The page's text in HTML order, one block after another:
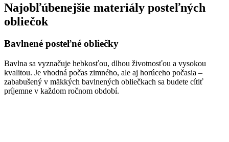
Najobľúbenejšie materiály posteľných
obliečok
Bavlnené posteľné obliečky
Bavlna sa vyznačuje hebkosťou, dlhou životnosťou a vysokou
kvalitou. Je vhodná počas zimného, ale aj horúceho počasia –
zababušený v mäkkých bavlnených obliečkach sa budete cítiť
príjemne v každom ročnom období.